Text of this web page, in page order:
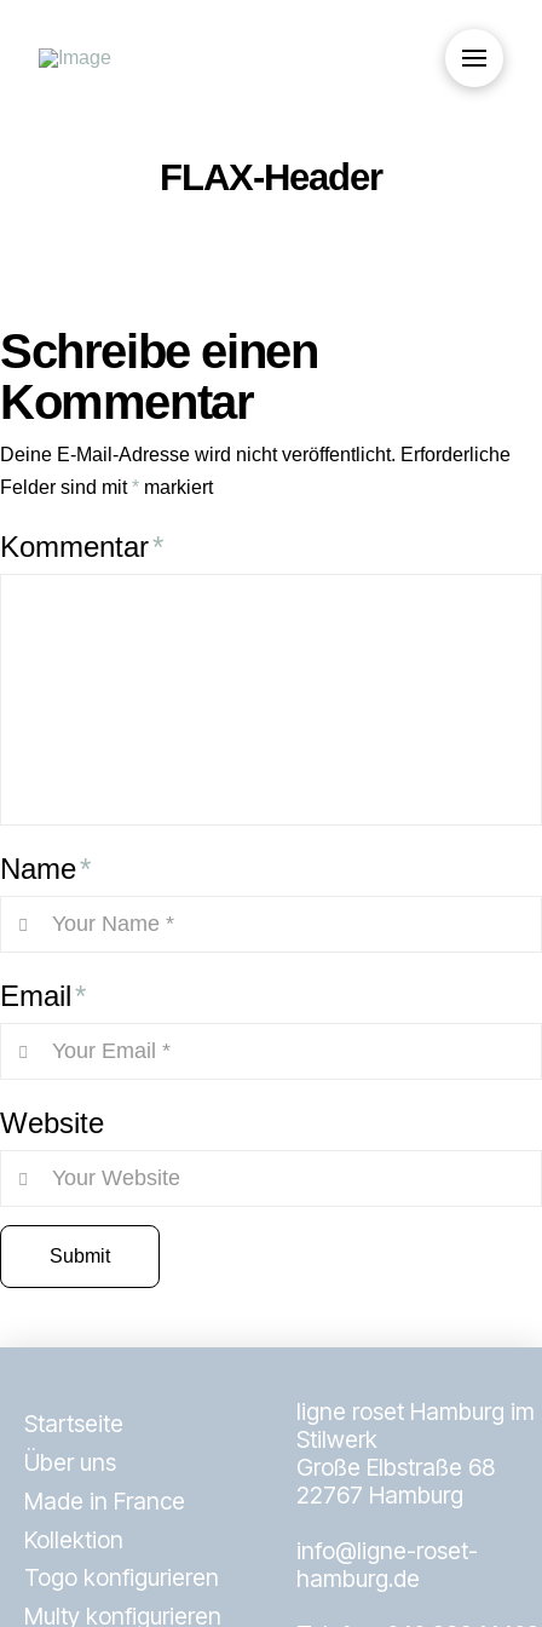
FLAX-Header
Schreibe einen
Kommentar
Deine E-Mail-Adresse wird nicht veröffentlicht. Erforderliche
Felder sind mit* markiert
Kommentar*
Name*
Email*
Website
Startseite
Über uns
Made in France
Kollektion
Togo konfigurieren
Multy konfigurieren
ligne roset Hamburg im
Stilwerk
Große Elbstraße 68
22767 Hamburg
info@ligne-roset-
hamburg.de